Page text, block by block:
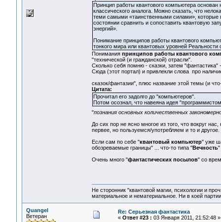
Принцип работы квантового компьютера
классического аналога. Можно сказать, что
теми самыми «таинственными силами», которые
состоянии сравнить и сопоставить квантовую
энергий».
Понимание принципов работы квантового
тонкого мира или квантовых уровней
Понимания принципов работы квантового
"технической (и гражданской) отрасли".
Сколько себя помню - сказки, затем "фантастика"
Сюда (этот портал) и привлекли слова про
сказок/фантазии", плюс название этой темы (и
Цитата:
Прочитал его задолго до "компьютеров".
Потом осознал, что навеяна идея
"познания основных количественных
До сих пор не ясно многое из того, что вокруг
первее, но пользуемся/употребляем и то и другое.
Если сам по себе "квантовый компьютер" уже
обозреваемые границы" ... что-то типа "Вечность"
Очень много "фантастических посылов" со
Не сторонник "квантовой магии, психологии и
материальное и нематериальное. Ни в коей
Quangel
Ветеран
Re: Серьезная фантастика
« Ответ #23 : 03 Января 2011, 21:52:48 »